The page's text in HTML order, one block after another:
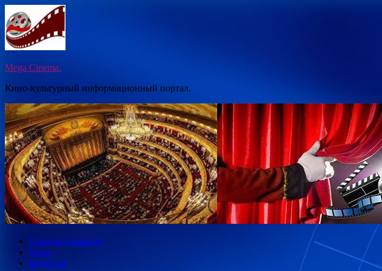
Перейти
к
содержимому
Mega Cinema.
Кино-культурный информационный портал.
Главная страница
Кино
Культура